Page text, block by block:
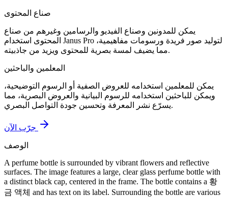
صناع المحتوى
يمكن للمدونين وصناع الفيديو والرسامين وغيرهم من صناع
المحتوى استخدام Janus Pro لتوليد صور فريدة ورسومات مفاهيمية،
مما يضيف لمسة بصرية للمحتوى ويزيد من جاذبيته.
المعلمين والباحثين
يمكن للمعلمين استخدامه للعروض الصفية أو الرسوم التوضيحية،
ويمكن للباحثين استخدامه للرسوم البيانية والعروض البصرية، مما
يسرّع نشر المعرفة وتحسين جودة التواصل البصري.
جرّب الآن
الوصف
A perfume bottle is surrounded by vibrant flowers and reflective
surfaces. The image features a large, clear glass perfume bottle with
a distinct black cap, centered in the frame. The bottle contains a 황
금 액체 and has text on its label. Surrounding the bottle are various